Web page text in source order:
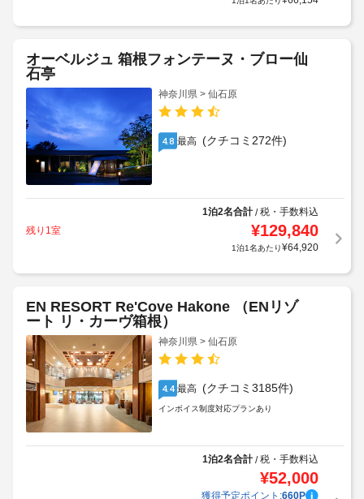
オーベルジュ 箱根フォンテーヌ・ブロー仙
石亭
神奈川県 > 仙石原
4.8 最高 (クチコミ272件)
1泊2名合計/税・手数料込
残り1室
¥129,840
1泊1名あたり¥64,920
EN RESORT Re'Cove Hakone （ENリゾ
ート リ・カーヴ箱根）
神奈川県 > 仙石原
4.4 最高 (クチコミ3185件)
インボイス制度対応プランあり
1泊2名合計/税・手数料込
¥52,000
獲得予定ポイント:660P